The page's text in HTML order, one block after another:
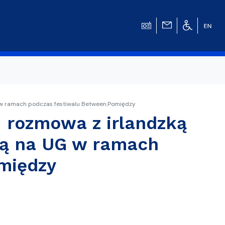
ramach podczas festiwalu Between.Pomiędzy
rozmowa z irlandzką
na UG w ramach